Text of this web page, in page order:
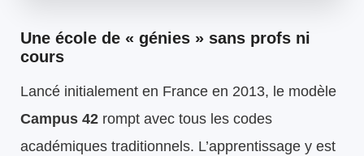
Une école de « génies » sans profs ni
cours
Lancé initialement en France en 2013, le modèle
Campus 42 rompt avec tous les codes
académiques traditionnels. L’apprentissage y est